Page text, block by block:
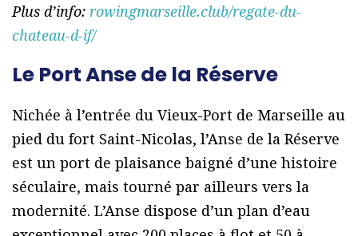
Plus d’info: rowingmarseille.club/regate-du-
chateau-d-if/
Le Port Anse de la Réserve
Nichée à l’entrée du Vieux-Port de Marseille au
pied du fort Saint-Nicolas, l’Anse de la Réserve
est un port de plaisance baigné d’une histoire
séculaire, mais tourné par ailleurs vers la
modernité. L’Anse dispose d’un plan d’eau